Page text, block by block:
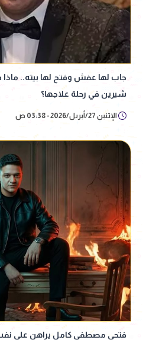
جاب لها عفش وفتح لها بيته..
شيرين في رحلة علاجها؟
الإثنين 27/أبريل/2026 - 03:38 ص
فتحي مصطفى كامل يراهن على